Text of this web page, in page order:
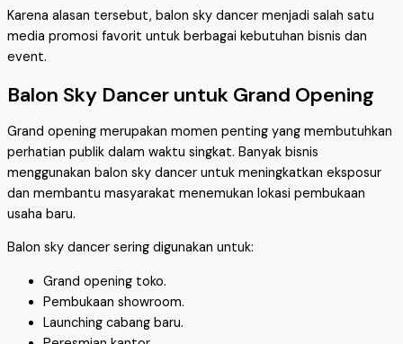
Karena alasan tersebut, balon sky dancer menjadi salah satu
media promosi favorit untuk berbagai kebutuhan bisnis dan
event.
Balon Sky Dancer untuk Grand Opening
Grand opening merupakan momen penting yang membutuhkan
perhatian publik dalam waktu singkat. Banyak bisnis
menggunakan balon sky dancer untuk meningkatkan eksposur
dan membantu masyarakat menemukan lokasi pembukaan
usaha baru.
Balon sky dancer sering digunakan untuk:
Grand opening toko.
Pembukaan showroom.
Launching cabang baru.